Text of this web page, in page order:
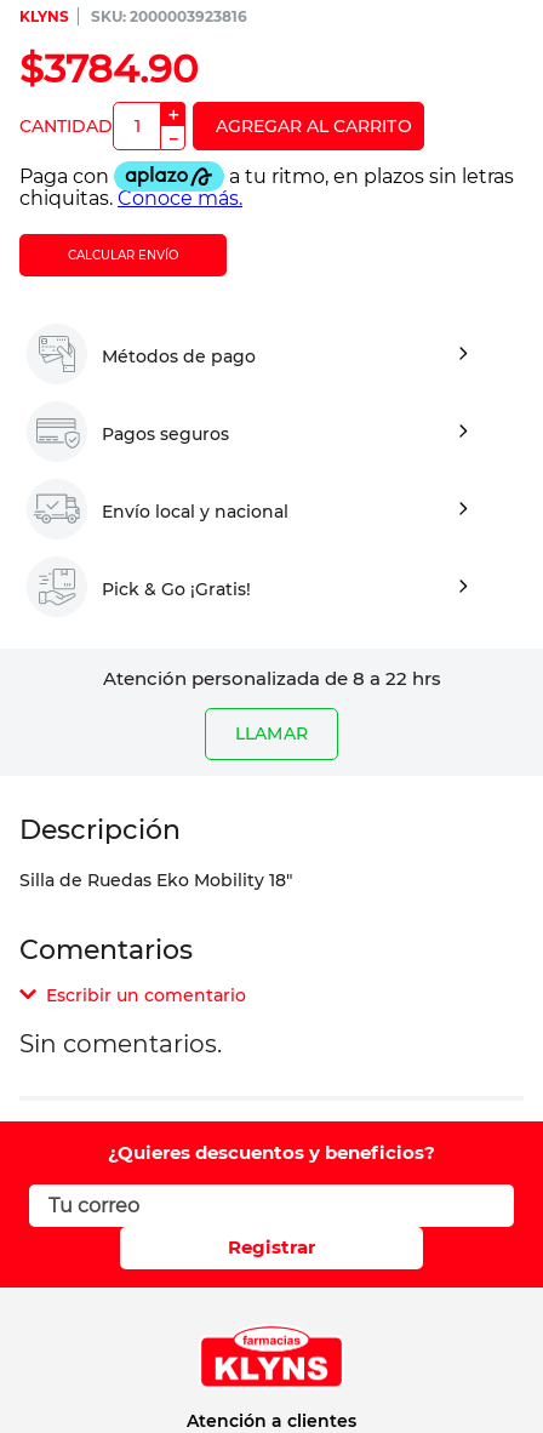
KLYNS :2000003923816
$3784.90
＋
－
CALCULAR ENVÍO
Métodos de pago
Pagos seguros
Envío local y nacional
Pick & Go ¡Gratis!
Atención personalizada de 8 a 22 hrs
LLAMAR
Silla de Ruedas Eko Mobility 18"
Comentarios
Escribir un comentario
Comentario
Califique el producto de 1 a 5 estrellas
Correo electrónico
Sin comentarios.
¿Quieres descuentos y beneficios?
Registrar
Atención a clientes